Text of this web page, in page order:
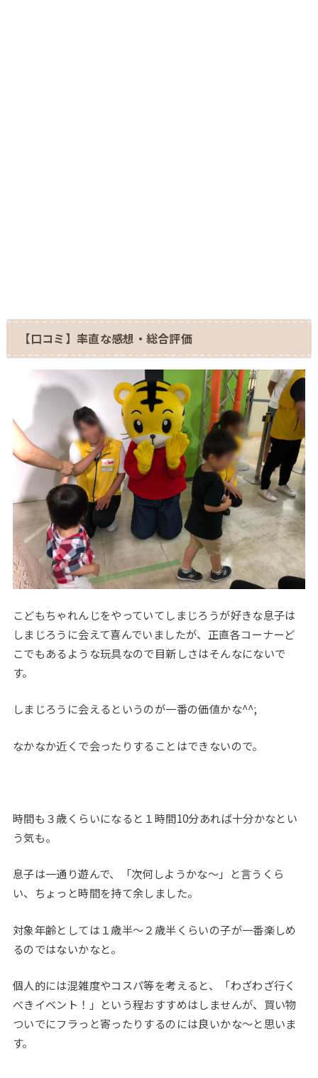
【口コミ】率直な感想・総合評価
こどもちゃれんじをやっていてしまじろうが好きな息子は
しまじろうに会えて喜んでいましたが、正直各コーナーど
こでもあるような玩具なので目新しさはそんなにないで
す。
しまじろうに会えるというのが一番の価値かな^^;
なかなか近くで会ったりすることはできないので。
時間も３歳くらいになると１時間10分あれば十分かなとい
う気も。
息子は一通り遊んで、「次何しようかな～」と言うくら
い、ちょっと時間を持て余しました。
対象年齢としては１歳半～２歳半くらいの子が一番楽しめ
るのではないかなと。
個人的には混雑度やコスパ等を考えると、「わざわざ行く
べきイベント！」という程おすすめはしませんが、買い物
ついでにフラっと寄ったりするのには良いかな～と思いま
す。